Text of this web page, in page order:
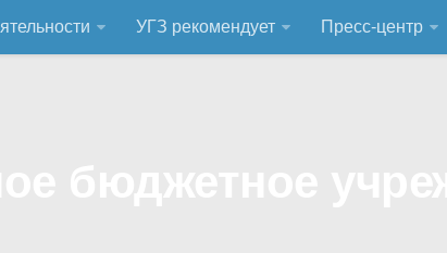
УГЗ рекомендует Пресс-центр